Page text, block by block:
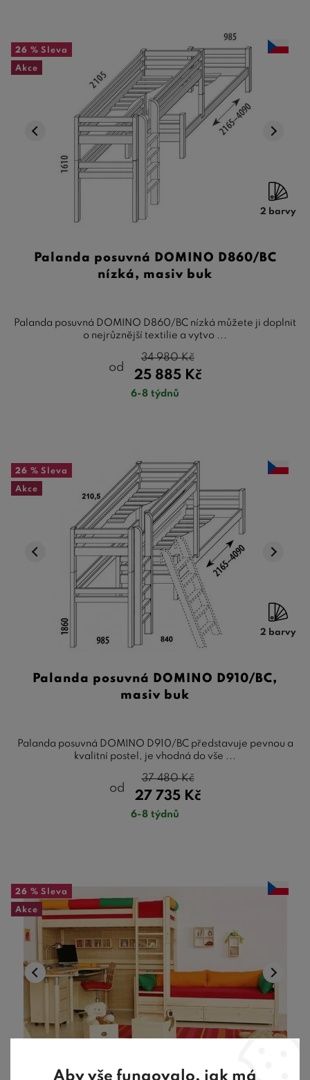
26 % Sleva
Akce
2 barvy
Palanda posuvná DOMINO D860/BC
nízká, masiv buk
Palanda posuvná DOMINO D860/BC nízká můžete ji doplnit
o nejrůznější textilie a vytvo ...
od
25 885 Kč
34 980Kč
6-8 týdnů
26 % Sleva
Akce
2 barvy
Palanda posuvná DOMINO D910/BC,
masiv buk
Palanda posuvná DOMINO D910/BC představuje pevnou a
kvalitní postel, je vhodná do vše ...
od
27 735 Kč
37 480Kč
6-8 týdnů
26 % Sleva
Akce
Aby vše fungovalo, jak má